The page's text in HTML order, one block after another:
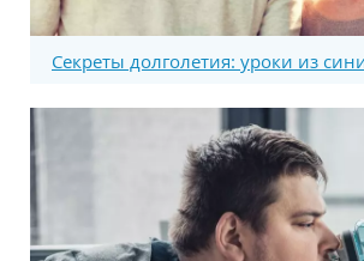
Секреты долголетия: уроки из